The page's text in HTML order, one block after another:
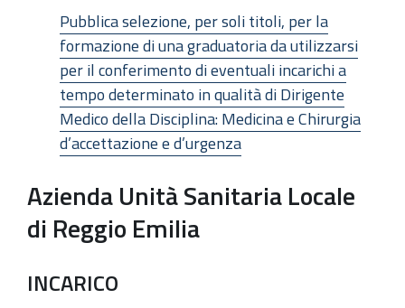
Pubblica selezione, per soli titoli, per la
formazione di una graduatoria da utilizzarsi
per il conferimento di eventuali incarichi a
tempo determinato in qualità di Dirigente
Medico della Disciplina: Medicina e Chirurgia
d’accettazione e d’urgenza
Azienda Unità Sanitaria Locale
di Reggio Emilia
INCARICO